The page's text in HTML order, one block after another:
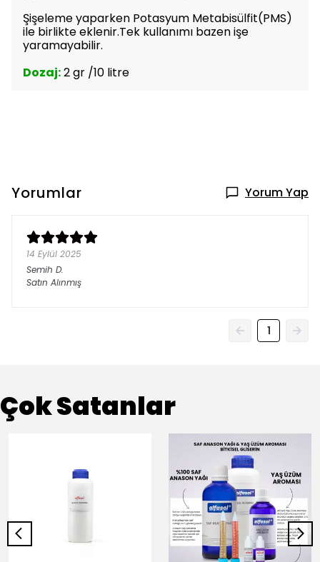
Şişeleme yaparken Potasyum Metabisülfit(PMS)
ile birlikte eklenir.Tek kullanımı bazen işe
yaramayabilir.
Dozaj:2 gr /10 litre
Yorumlar Yorum Yap
14 Eylül 2025
Semih D.
Satın Alınmış
1
Çok Satanlar